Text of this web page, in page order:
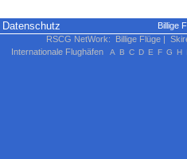
Datenschutz
Billige
RSCG NetWork: Billige Flüge |
Internationale Flughäfen
A B C D E F G H